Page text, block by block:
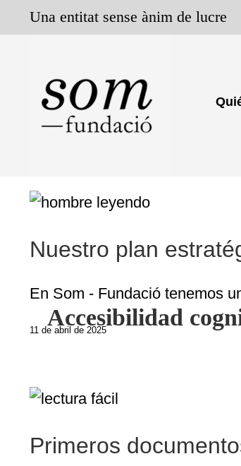
Saltar
al
Una entitat sense ànim de lucre
Accesibilidad
Nuestro plan
En Som - Fundació tenemos
11 de abril de 2025
Primeros